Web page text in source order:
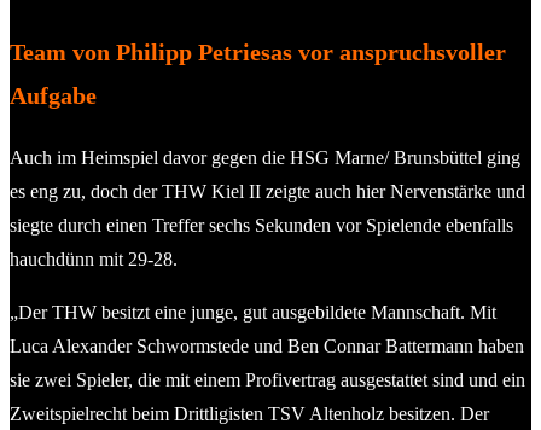
Team von Philipp Petriesas vor anspruchsvoller
Aufgabe
Auch im Heimspiel davor gegen die HSG Marne/ Brunsbüttel ging
es eng zu, doch der THW Kiel II zeigte auch hier Nervenstärke und
siegte durch einen Treffer sechs Sekunden vor Spielende ebenfalls
hauchdünn mit 29-28.
„Der THW besitzt eine junge, gut ausgebildete Mannschaft. Mit
Luca Alexander Schwormstede und Ben Connar Battermann haben
sie zwei Spieler, die mit einem Profivertrag ausgestattet sind und ein
Zweitspielrecht beim Drittligisten TSV Altenholz besitzen. Der